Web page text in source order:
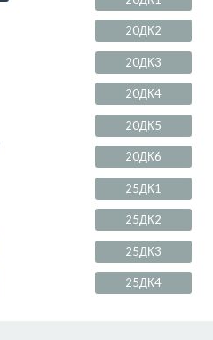
20ДК2
20ДК3
20ДК4
20ДК5
20ДК6
25ДК1
25ДК2
25ДК3
25ДК4